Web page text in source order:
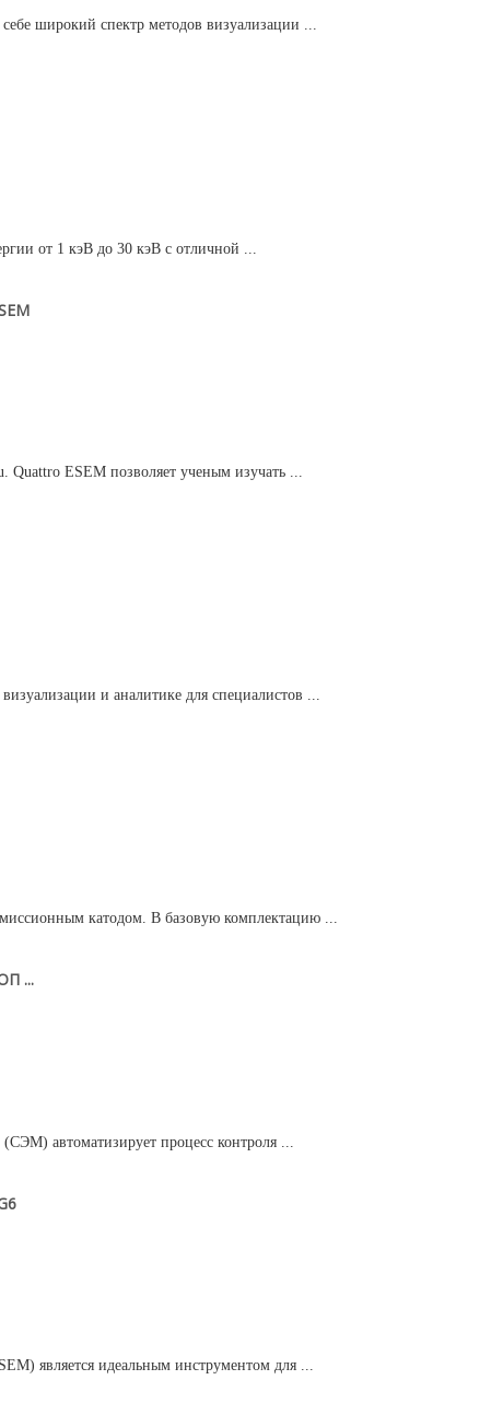
широкий спектр методов визуализации ...
от 1 кэВ до 30 кэВ с отличной ...
Quattro ESEM позволяет ученым изучать ...
и аналитике для специалистов ...
катодом. В базовую комплектацию ...
...
автоматизирует процесс контроля ...
является идеальным инструментом для ...